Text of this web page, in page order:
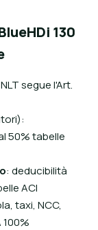
130
segue l'Art.
50% tabelle
: deducibilità
ACI
taxi, NCC,